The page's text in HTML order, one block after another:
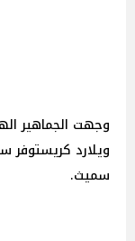
وجهت الجماهير
ويلارد كريستوفر
سميث.